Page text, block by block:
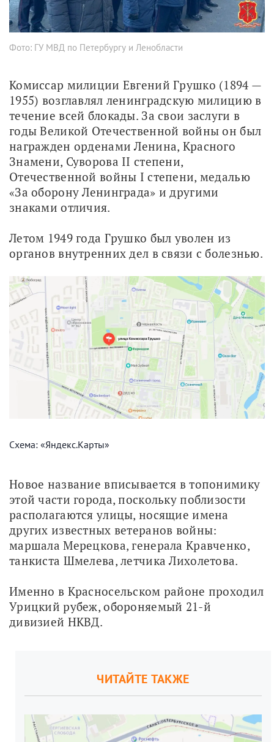
Фото: ГУ МВД по Петербургу и Ленобласти
Комиссар милиции Евгений Грушко (1894 —
1955) возглавлял ленинградскую милицию в
течение всей блокады. За свои заслуги в
годы Великой Отечественной войны он был
награжден орденами Ленина, Красного
Знамени, Суворова II степени,
Отечественной войны I степени, медалью
«За оборону Ленинграда» и другими
знаками отличия.
Летом 1949 года Грушко был уволен из
органов внутренних дел в связи с болезнью.
Схема: «Яндекс.Карты»
Новое название вписывается в топонимику
этой части города, поскольку поблизости
располагаются улицы, носящие имена
других известных ветеранов войны:
маршала Мерецкова, генерала Кравченко,
танкиста Шмелева, летчика Лихолетова.
Именно в Красносельском районе проходил
Урицкий рубеж, обороняемый 21-й
дивизией НКВД.
ЧИТАЙТЕ ТАКЖЕ